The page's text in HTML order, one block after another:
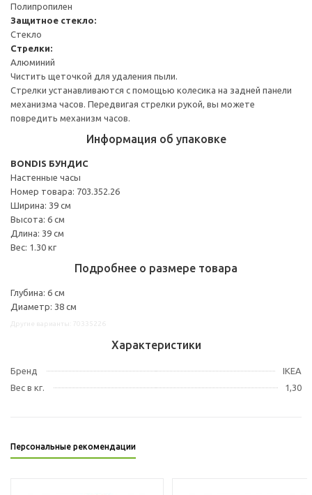
Полипропилен
Защитное стекло:
Стекло
Стрелки:
Алюминий
Чистить щеточкой для удаления пыли.
Стрелки устанавливаются с помощью колесика на задней панели
механизма часов. Передвигая стрелки рукой, вы можете
повредить механизм часов.
Информация об упаковке
BONDIS БУНДИС
Настенные часы
Номер товара: 703.352.26
Ширина: 39 см
Высота: 6 см
Длина: 39 см
Вес: 1.30 кг
Подробнее о размере товара
Глубина: 6 см
Диаметр: 38 см
Характеристики
Бренд
IKEA
Вес в кг.
1,30
Персональные рекомендации